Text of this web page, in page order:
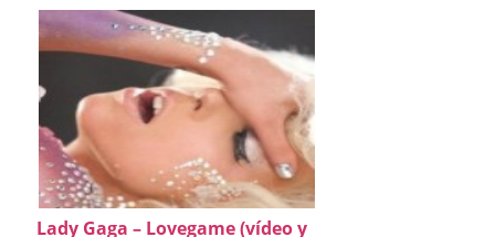
Lady Gaga – Lovegame (vídeo y